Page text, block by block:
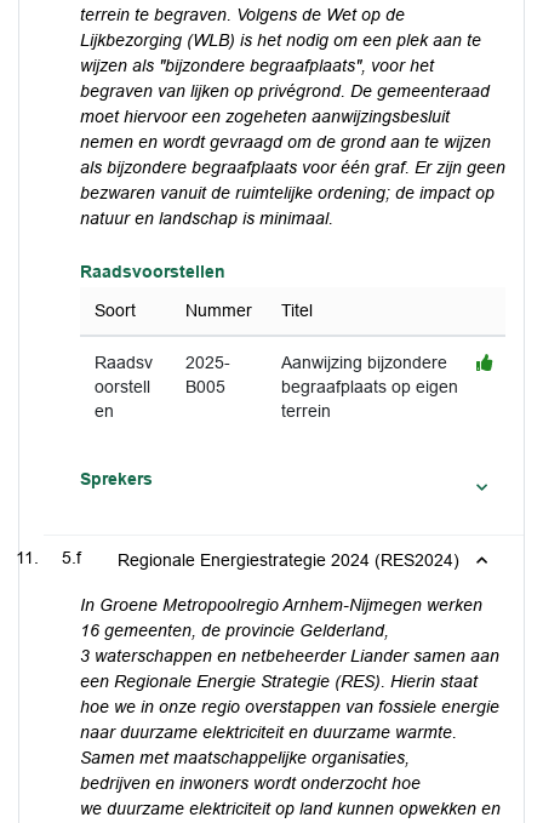
terrein te begraven. Volgens de Wet op de
Lijkbezorging (WLB) is het nodig om een plek aan te
wijzen als "bijzondere begraafplaats", voor het
begraven van lijken op privégrond. De gemeenteraad
moet hiervoor een zogeheten aanwijzingsbesluit
nemen en wordt gevraagd om de grond aan te wijzen
als bijzondere begraafplaats voor één graf. Er zijn geen
bezwaren vanuit de ruimtelijke ordening; de impact op
natuur en landschap is minimaal.
Raadsvoorstellen
Soort
Nummer Titel
Raadsv
oorstell
en
2025-
B005
Aanwijzing bijzondere
begraafplaats op eigen
terrein
Sprekers
5.f Regionale Energiestrategie 2024 (RES2024)
In Groene Metropoolregio Arnhem-Nijmegen werken
16 gemeenten, de provincie Gelderland,
3 waterschappen en netbeheerder Liander samen aan
een Regionale Energie Strategie (RES). Hierin staat
hoe we in onze regio overstappen van fossiele energie
naar duurzame elektriciteit en duurzame warmte.
Samen met maatschappelijke organisaties,
bedrijven en inwoners wordt onderzocht hoe
we duurzame elektriciteit op land kunnen opwekken en